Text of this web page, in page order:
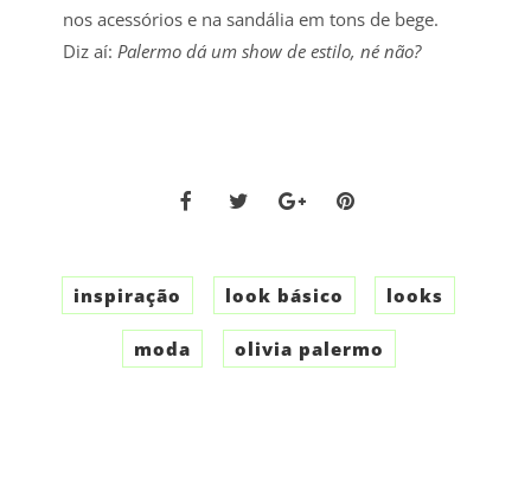
nos acessórios e na sandália em tons de bege.
Diz aí: Palermo dá um show de estilo, né não?
inspiração look básico looks
moda olivia palermo